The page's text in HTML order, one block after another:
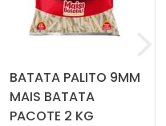
BATATA PALITO 9MM
MAIS BATATA
PACOTE 2 KG